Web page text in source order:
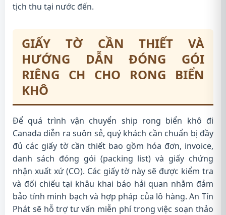
tịch thu tại nước đến.
GIẤY TỜ CẦN THIẾT VÀ
HƯỚNG DẪN ĐÓNG GÓI
RIÊNG CH CHO RONG BIỂN
KHÔ
Để quá trình vận chuyển ship rong biển khô đi
Canada diễn ra suôn sẻ, quý khách cần chuẩn bị đầy
đủ các giấy tờ cần thiết bao gồm hóa đơn, invoice,
danh sách đóng gói (packing list) và giấy chứng
nhận xuất xứ (CO). Các giấy tờ này sẽ được kiểm tra
và đối chiếu tại khâu khai báo hải quan nhằm đảm
bảo tính minh bạch và hợp pháp của lô hàng. An Tín
Phát sẽ hỗ trợ tư vấn miễn phí trong việc soạn thảo